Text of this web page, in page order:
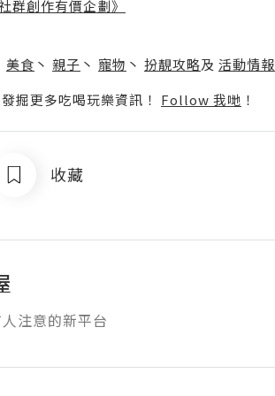
群創作有價企劃》
美食 丶 親子 丶 寵物 丶 扮靚攻略及 活動情報
掘更多吃喝玩樂資訊！ Follow 我哋 ！
收藏
注意的新平台